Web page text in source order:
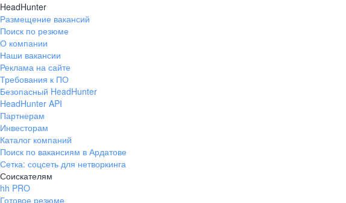
HeadHunter
Размещение вакансий
Поиск по резюме
О компании
Наши вакансии
Реклама на сайте
Требования к ПО
Безопасный HeadHunter
HeadHunter API
Партнерам
Инвесторам
Каталог компаний
Поиск по вакансиям в Ардатове
Сетка: соцсеть для нетворкинга
Соискателям
hh PRO
Готовое резюме